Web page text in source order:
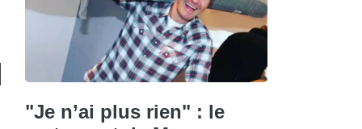
"Je n’ai plus rien" : le